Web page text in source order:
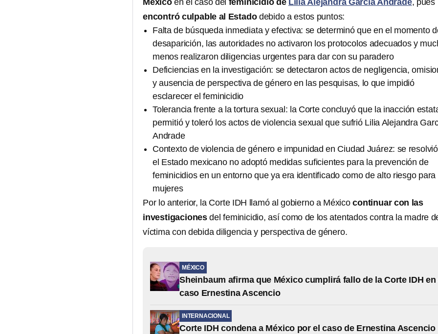
Méxicoen el caso del feminicidio de Lilia Alejandra García Andrade, pues
encontró culpable al Estadodebido a estos puntos:
Falta de búsqueda inmediata y efectiva: se determinó que en el momento
desaparición, las autoridades no activaron los protocolos adecuados y
menos realizaron diligencias urgentes para dar con su paradero
Deficiencias en la investigación: se detectaron actos de negligencia,
y ausencia de perspectiva de género en las pesquisas, lo que impidió
esclarecer el feminicidio
Tolerancia frente a la tortura sexual: la Corte concluyó que la inacción
permitió y toleró los actos de violencia sexual que sufrió Lilia Alejandra
Andrade
Contexto de violencia de género e impunidad en Ciudad Juárez: se
el Estado mexicano no adoptó medidas suficientes para la prevención de
feminicidios en un entorno que ya era identificado como de alto riesgo para
mujeres
Por lo anterior, la Corte IDH llamó al gobierno a Méxicocontinuar con las
investigaciones del feminicidio, así como de los atentados contra la madre
víctima con debida diligencia y perspectiva de género.
MÉXICO
Sheinbaum afirma que México cumplirá fallo de la Corte IDH en
caso Ernestina Ascencio
INTERNACIONAL
Corte IDH condena a México por el caso de Ernestina Ascencio